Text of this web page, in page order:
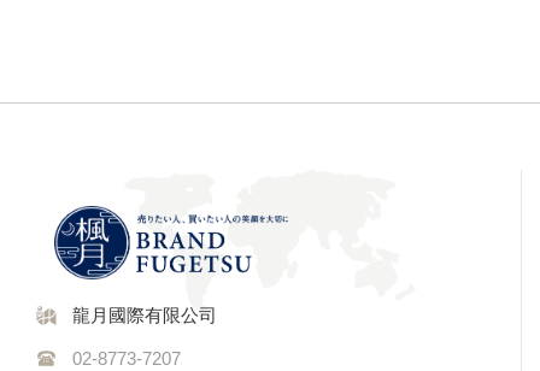
龍月國際有限公司
02-8773-7207